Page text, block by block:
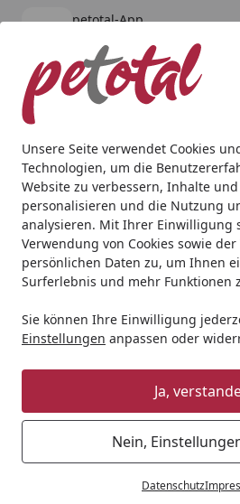
Unsere Seite verwendet Cookies
Technologien, um die
Website zu verbessern, Inhalte
personalisieren und die Nutzung
analysieren. Mit Ihrer Einwilligung
Verwendung von Cookies sowie
persönlichen Daten zu, um Ihnen
Surferlebnis und mehr Funktionen
Sie können Ihre Einwilligung
Einstellungen anpassen oder
Ja,
Nein,
Datenschutz
petotal-App
kostenlos - Im App Store
Alle Produkte
Mein Konto
Suchen
Startseite
Aquarien
Wählen Sie Ihre